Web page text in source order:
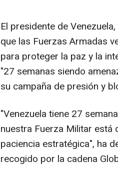
El presidente de
que las Fuerzas Armadas
para proteger la paz y la
"27 semanas siendo
su campaña de presión y
"Venezuela tiene 27
nuestra Fuerza Militar está
paciencia estratégica", ha
recogido por la cadena